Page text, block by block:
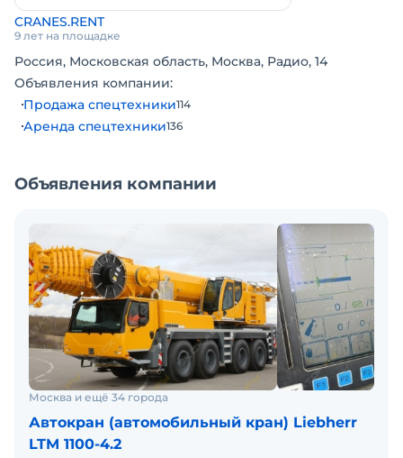
CRANES.RENT
9 лет на площадке
Россия, Московская область, Москва, Радио, 14
Объявления компании:
Продажа спецтехники114
Аренда спецтехники136
Объявления компании
Москва и ещё 34 города
Автокран (автомобильный кран) Liebherr
LTM 1100-4.2